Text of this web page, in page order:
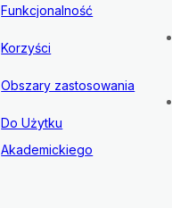
Funkcjonalność
Korzyści
Obszary zastosowania
Do Użytku
Akademickiego